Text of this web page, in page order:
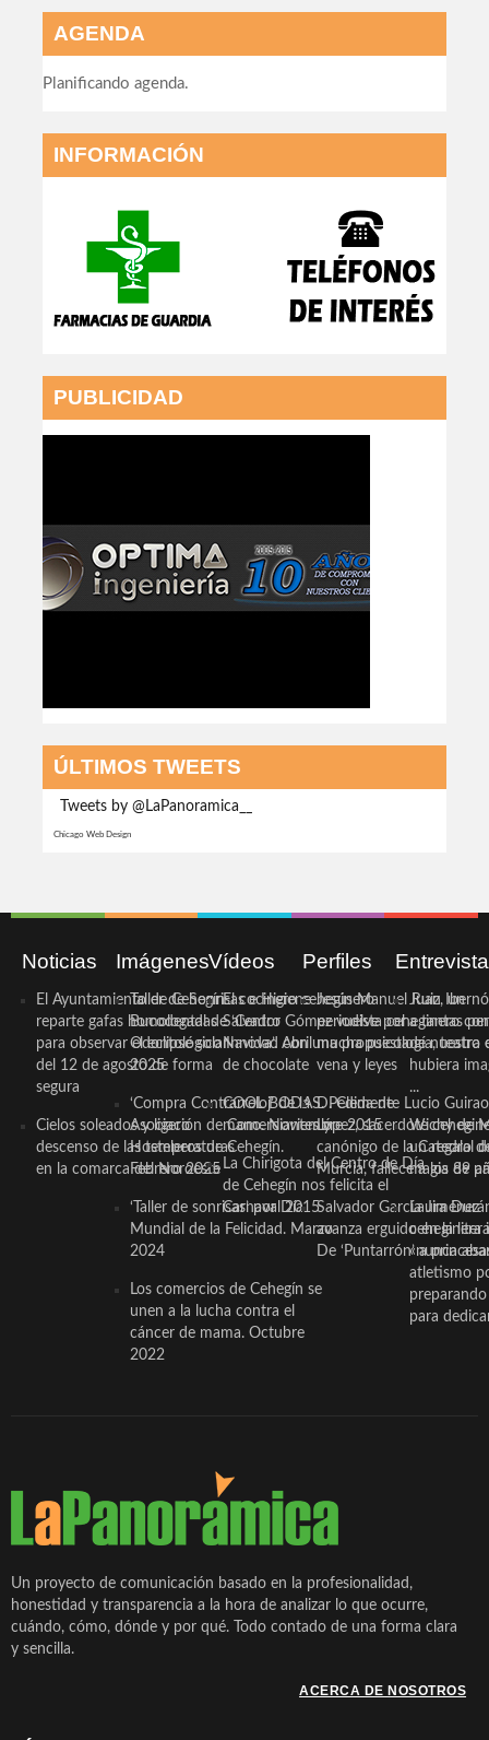
AGENDA
Planificando agenda.
INFORMACIÓN
PUBLICIDAD
ÚLTIMOS TWEETS
Tweets by @LaPanoramica__
Chicago Web Design
Noticias
El Ayuntamiento de Cehegín
reparte gafas homologadas
para observar el eclipse solar
del 12 de agosto de forma
segura
Cielos soleados y ligero
descenso de las temperaturas
en la comarca del Noroeste
Imágenes
Taller de Sonrisas e Higiene
Bucodental de ‘Centro
Odontológico Innova’. Abril
2025
‘Compra Contrarreloj’ de la
Asociación de Comerciantes y
Hosteleros de Cehegín.
Febrero 2025
‘Taller de sonrisas’ por Día
Mundial de la Felicidad. Marzo
2024
Los comercios de Cehegín se
unen a la lucha contra el
cáncer de mama. Octubre
2022
Vídeos
El cocinero ceheginero
Salvador Gómez vuelve por
Navidad con una propuesta
de chocolate
COOL BODAS. Pedida de
mano. Noviembre 2015
La Chirigota del Centro de Día
de Cehegín nos felicita el
Carnaval 2015
Perfiles
Jesús Manuel Ruiz, un
periodista ceheginero con
mucha psicología, teatro
vena y leyes
D. Clemente Lucio Guirao
López, sacerdote
canónigo de la Catedral
Murcia, fallece a los 89
Salvador García Jiménez
avanza erguido en la
De ‘Puntarrón’ a
Juan
a tantas
de nuestra
hubiera
...
Wichy de
un regalo
magia de
Laura
ceheginera
«nunca
atletismo
para
Un proyecto de comunicación basado en la profesionalidad,
honestidad y transparencia a la hora de analizar lo que ocurre,
cuándo, cómo, dónde y por qué. Todo contado de una forma clara
y sencilla.
ACERCA DE NOSOTROS